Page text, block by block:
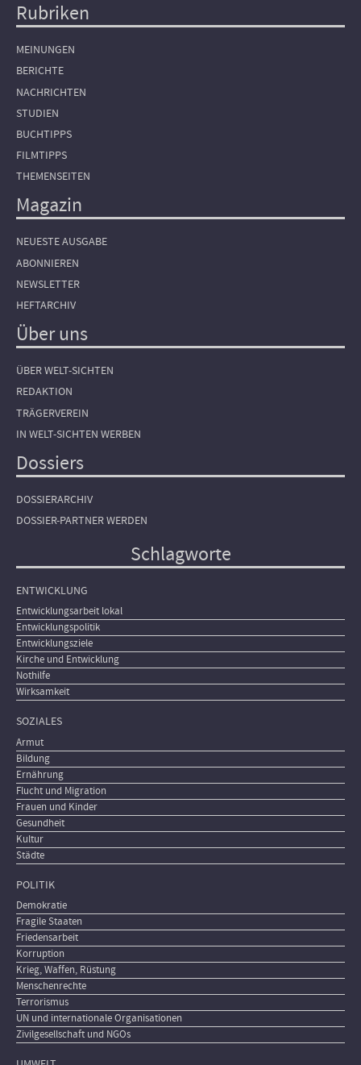
Hauptnavigation
Rubriken
MEINUNGEN
BERICHTE
NACHRICHTEN
STUDIEN
BUCHTIPPS
FILMTIPPS
THEMENSEITEN
Magazin
NEUESTE AUSGABE
ABONNIEREN
NEWSLETTER
HEFTARCHIV
Über uns
ÜBER WELT-SICHTEN
REDAKTION
TRÄGERVEREIN
IN WELT-SICHTEN WERBEN
Dossiers
DOSSIERARCHIV
DOSSIER-PARTNER WERDEN
Schlagworte
ENTWICKLUNG
Entwicklungsarbeit lokal
Entwicklungspolitik
Entwicklungsziele
Kirche und Entwicklung
Nothilfe
Wirksamkeit
SOZIALES
Armut
Bildung
Ernährung
Flucht und Migration
Frauen und Kinder
Gesundheit
Kultur
Städte
POLITIK
Demokratie
Fragile Staaten
Friedensarbeit
Korruption
Krieg, Waffen, Rüstung
Menschenrechte
Terrorismus
UN und internationale Organisationen
Zivilgesellschaft und NGOs